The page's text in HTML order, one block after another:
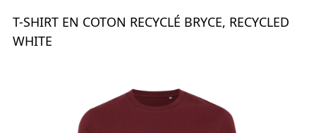
T-SHIRT EN COTON RECYCLÉ BRYCE, RECYCLED
WHITE